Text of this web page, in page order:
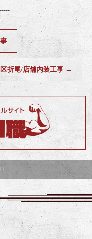
折尾/店舗内装工事 →